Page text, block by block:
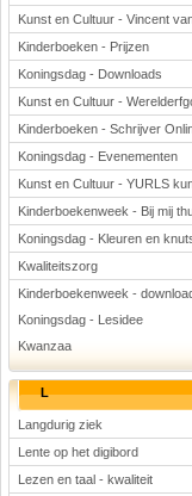
Kunst en Cultuur - Vincent
Kinderboeken - Prijzen
Koningsdag - Downloads
Kunst en Cultuur -
Kinderboeken - Schrijver
Koningsdag - Evenementen
Kunst en Cultuur - YURLS
Kinderboekenweek - Bij mij
Koningsdag - Kleuren en
Kwaliteitszorg
Kinderboekenweek -
Koningsdag - Lesidee
Kwanzaa
L
Langdurig ziek
Lente op het digibord
Lezen en taal - kwaliteit